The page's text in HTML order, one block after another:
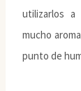
utilizarlos a
mucho
punto de